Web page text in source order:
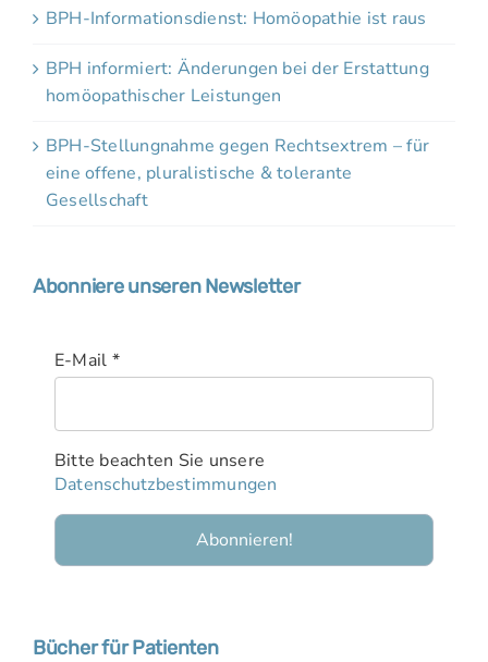
BPH-Informationsdienst: Homöopathie ist raus
BPH informiert: Änderungen bei der Erstattung
homöopathischer Leistungen
BPH-Stellungnahme gegen Rechtsextrem – für
eine offene, pluralistische & tolerante
Gesellschaft
Abonniere unseren Newsletter
E-Mail *
Bitte beachten Sie unsere
Datenschutzbestimmungen
Bücher für Patienten